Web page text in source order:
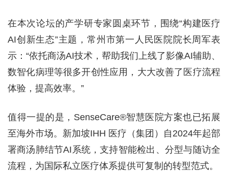
在本次论坛的产学研专家圆桌环节，围绕“构建医疗
AI创新生态”主题，常州市第一人民医院院长周军表
示：“依托商汤AI技术，帮助我们上线了影像AI辅助、
数智化病理等很多开创性应用，大大改善了医疗流程
体验，提高效率。”
值得一提的是，SenseCare®智慧医院方案也已拓展
至海外市场。新加坡IHH 医疗（集团）自2024年起部
署商汤肺结节AI系统，支持智能检出、分型与随访全
流程，为国际私立医疗体系提供可复制的转型范式。